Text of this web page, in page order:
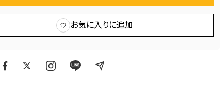
減
す
増
す
お気に入りに追加